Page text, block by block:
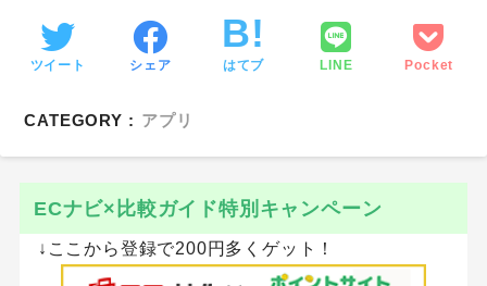
ツイート シェア はてブ LINE Pocket
CATEGORY : アプリ
ECナビ×比較ガイド特別キャンペーン
↓ここから登録で200円多くゲット！